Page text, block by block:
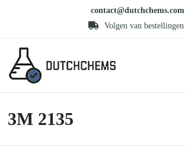
contact@dutchchems.com
Volgen van bestellingen
3M 2135